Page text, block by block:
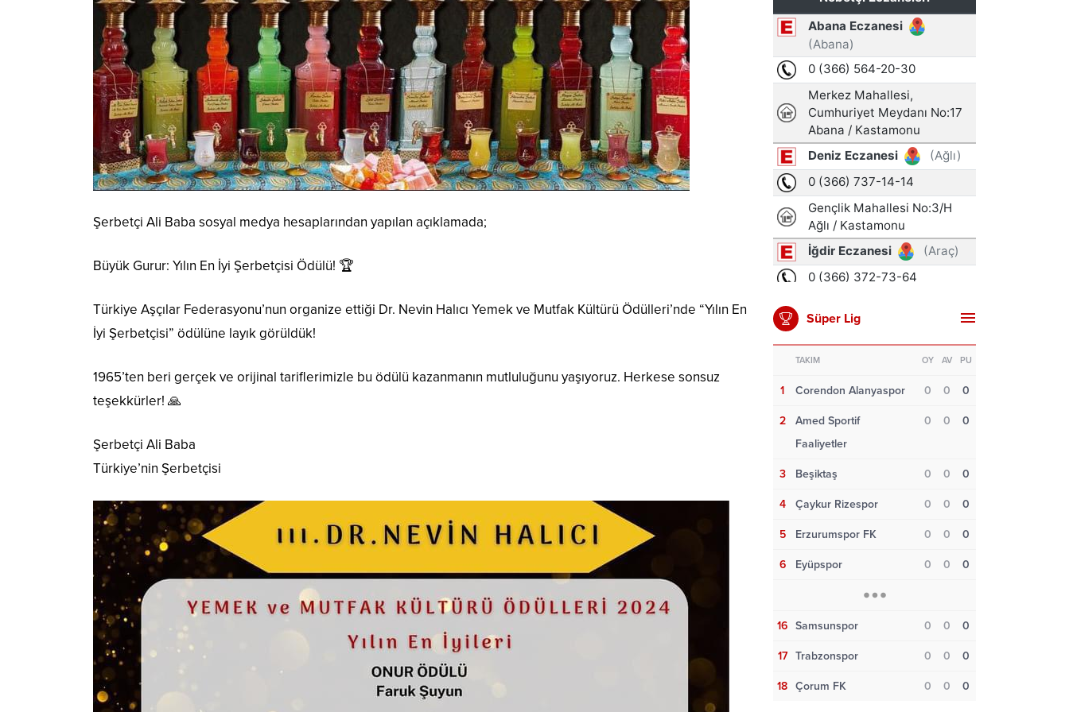
Şerbetçi Ali Baba sosyal medya hesaplarından yapılan açıklamada;
Büyük Gurur: Yılın En İyi Şerbetçisi Ödülü! 🏆
Türkiye Aşçılar Federasyonu’nun organize ettiği Dr. Nevin Halıcı Yemek ve Mutfak Kültürü Ödülleri’nde “Yılın En
İyi Şerbetçisi” ödülüne layık görüldük!
1965’ten beri gerçek ve orijinal tariflerimizle bu ödülü kazanmanın mutluluğunu yaşıyoruz. Herkese sonsuz
teşekkürler! 🙏
Şerbetçi Ali Baba
Türkiye’nin Şerbetçisi
Süper Lig
TAKIM OY AV PU
1 Corendon Alanyaspor 0 0 0
2
Amed Sportif
Faaliyetler
0 0 0
3 Beşiktaş 0 0 0
4 Çaykur Rizespor 0 0 0
5 Erzurumspor FK 0 0 0
6 Eyüpspor 0 0 0
16 Samsunspor 0 0 0
17 Trabzonspor 0 0 0
18 Çorum FK 0 0 0